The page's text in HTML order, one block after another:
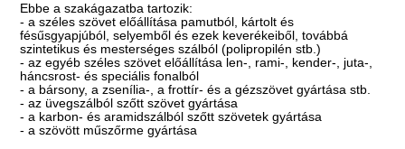
Ebbe a szakágazatba tartozik:
- a széles szövet előállítása pamutból, kártolt és
fésűsgyapjúból, selyemből és ezek keverékeiből, továbbá
szintetikus és mesterséges szálból (polipropilén stb.)
- az egyéb széles szövet előállítása len-, rami-, kender-, juta-,
háncsrost- és speciális fonalból
- a bársony, a zsenília-, a frottír- és a gézszövet gyártása stb.
- az üvegszálból szőtt szövet gyártása
- a karbon- és aramidszálból szőtt szövetek gyártása
- a szövött műszőrme gyártása